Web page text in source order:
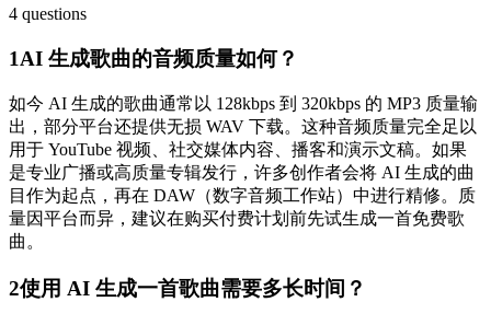
4 questions
1AI 生成歌曲的音频质量如何？
如今 AI 生成的歌曲通常以 128kbps 到 320kbps 的 MP3 质量输
出，部分平台还提供无损 WAV 下载。这种音频质量完全足以
用于 YouTube 视频、社交媒体内容、播客和演示文稿。如果
是专业广播或高质量专辑发行，许多创作者会将 AI 生成的曲
目作为起点，再在 DAW（数字音频工作站）中进行精修。质
量因平台而异，建议在购买付费计划前先试生成一首免费歌
曲。
2使用 AI 生成一首歌曲需要多长时间？